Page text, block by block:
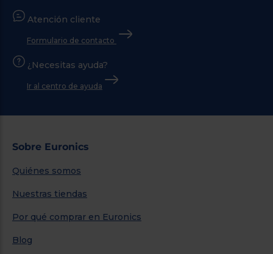
Atención cliente
Formulario de contacto
¿Necesitas ayuda?
Ir al centro de ayuda
Sobre Euronics
Quiénes somos
Nuestras tiendas
Por qué comprar en Euronics
Blog